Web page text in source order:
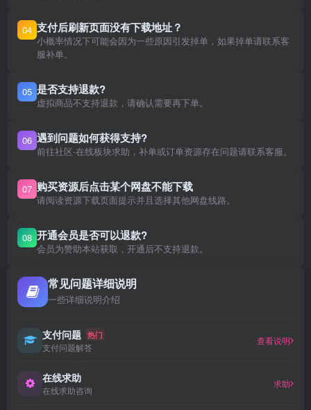
04 支付后刷新页面没有下载地址？
小概率情况下可能会因为一些原因引发掉单，如果掉单请联系客
服补单。
05 是否支持退款?
虚拟商品不支持退款，请确认需要再下单。
06 遇到问题如何获得支持?
前往社区-在线板块求助，补单或订单资源存在问题请联系客服。
07 购买资源后点击某个网盘不能下载
请阅读资源下载页面提示并且选择其他网盘线路。
08 开通会员是否可以退款?
会员为赞助本站获取，开通后不支持退款。
常见问题详细说明
一些详细说明介绍
支付问题 热门
支付问题解答
查看说明
在线求助
在线求助咨询
求助